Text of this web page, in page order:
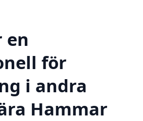
en
för
i andra
Hammar